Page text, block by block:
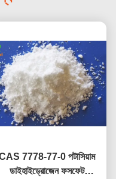
7778-77-0 পটাসিয়াম
ডাইহাইড্রোজেন ফসফেট